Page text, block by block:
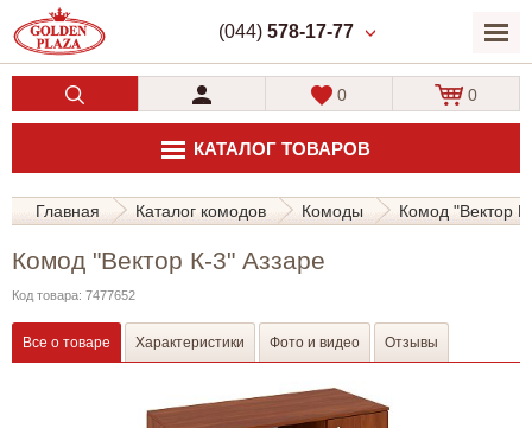
(044) 578-17-77
КАТАЛОГ ТОВАРОВ
0 0
Главная Каталог комодов Комоды Комод "Вектор
Комод "Вектор К-3" Аззаре
Код товара: 7477652
Все о товаре Характеристики Фото и видео Отзывы